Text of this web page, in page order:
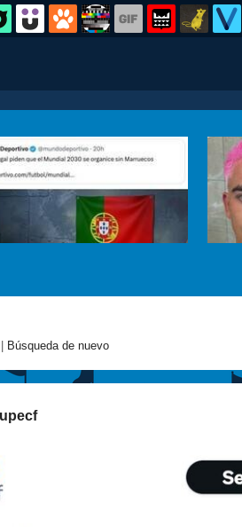
Búsqueda de nuevo